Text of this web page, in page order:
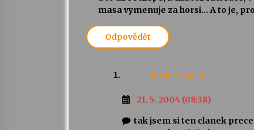
masa vymenuje za horsi… A to je,
Odpovědět
kapik napsal:
21. 5. 2004 (08:38)
tak jsem si ten clanek